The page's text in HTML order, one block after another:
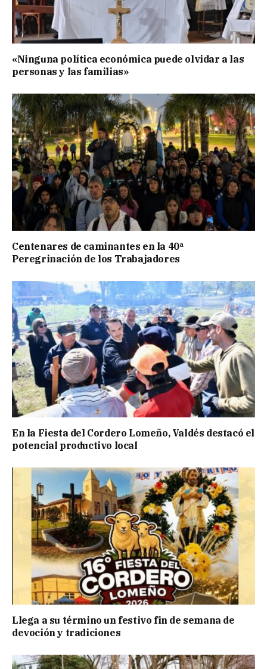
«Ninguna política económica puede olvidar a las
personas y las familias»
Centenares de caminantes en la 40ª
Peregrinación de los Trabajadores
En la Fiesta del Cordero Lomeño, Valdés destacó el
potencial productivo local
Llega a su término un festivo fin de semana de
devoción y tradiciones